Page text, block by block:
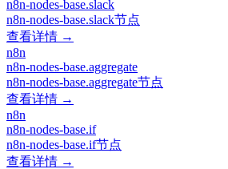
n8n-nodes-base.slack
n8n-nodes-base.slack节点
查看详情 →
n8n
n8n-nodes-base.aggregate
n8n-nodes-base.aggregate节点
查看详情 →
n8n
n8n-nodes-base.if
n8n-nodes-base.if节点
查看详情 →